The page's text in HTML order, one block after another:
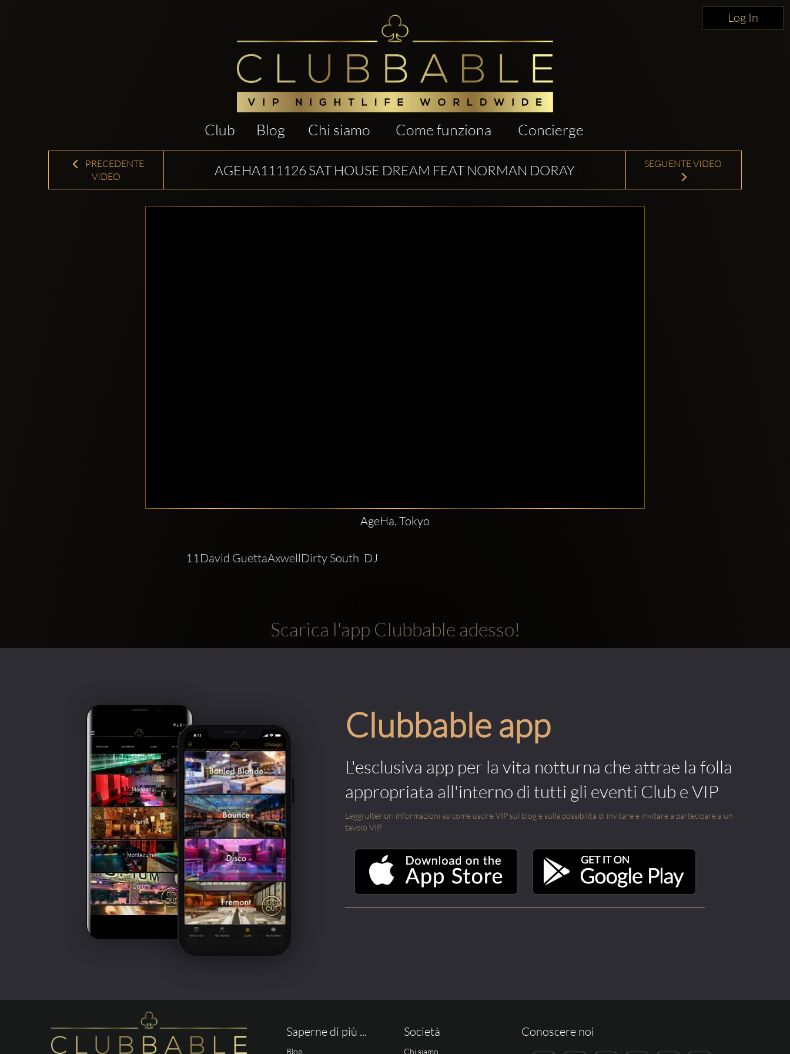
Log In
Club Blog Chi siamo Come funziona Concierge
PRECEDENTE
VIDEO
AGEHA111126 SAT HOUSE DREAM FEAT NORMAN DORAY SEGUENTE VIDEO
AgeHa, Tokyo
   11David GuettaAxwellDirty South  DJ
Scarica l'app Clubbable adesso!
Clubbable app
L'esclusiva app per la vita notturna che attrae la folla
appropriata all'interno di tutti gli eventi Club e VIP
Leggi ulteriori informazioni su come uscire VIP sul blog e sulla possibilità di invitare e invitare a partecipare a un
tavolo VIP.
Saperne di più ...
Blog
Società
Chi siamo
Conoscere noi